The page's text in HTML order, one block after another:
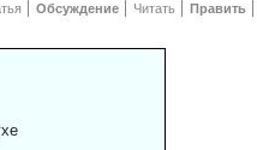
Обсуждение Читать Править